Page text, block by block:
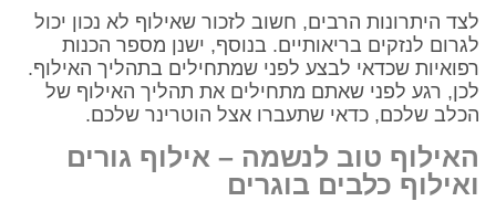
לצד היתרונות הרבים, חשוב לזכור שאילוף לא נכון יכול
לגרום לנזקים בריאותיים. בנוסף, ישנן מספר הכנות
רפואיות שכדאי לבצע לפני שמתחילים בתהליך האילוף.
לכן, רגע לפני שאתם מתחילים את תהליך האילוף של
הכלב שלכם, כדאי שתעברו אצל הוטרינר שלכם.
האילוף טוב לנשמה – אילוף גורים
ואילוף כלבים בוגרים